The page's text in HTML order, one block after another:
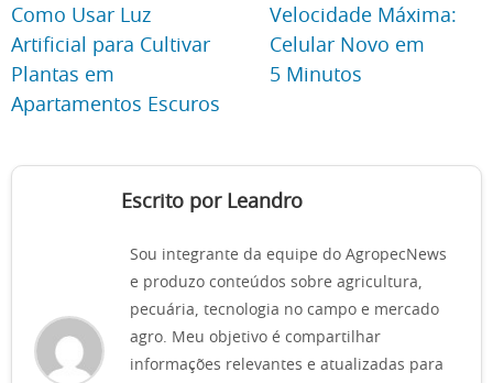
Como Usar Luz
Artificial para Cultivar
Plantas em
Apartamentos Escuros
Velocidade Máxima:
Celular Novo em
5 Minutos
Escrito por Leandro
Sou integrante da equipe do AgropecNews
e produzo conteúdos sobre agricultura,
pecuária, tecnologia no campo e mercado
agro. Meu objetivo é compartilhar
informações relevantes e atualizadas para